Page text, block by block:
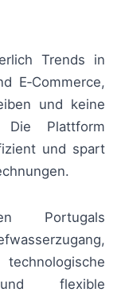
Trends in
E‑Commerce,
und keine
Die Plattform
und spart
Portugals
flexible